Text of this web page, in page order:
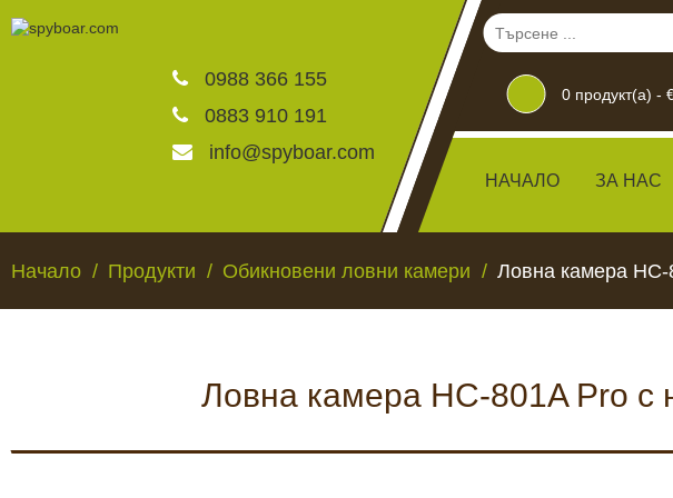
0988 366 155
0883 910 191
info@spyboar.com
0продукт(а) -
НАЧАЛО ЗА НАС
ЛОВНИ КАМЕРИ ФОТОКАПАНИ НА ЖИВО
Ловни камери
Камери за видеонаблюдение
Начало Продукти Обикновени ловни камери Ловна камера
Ловна камера HC-801A Pro с